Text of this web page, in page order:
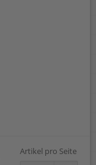
Artikel pro Seite